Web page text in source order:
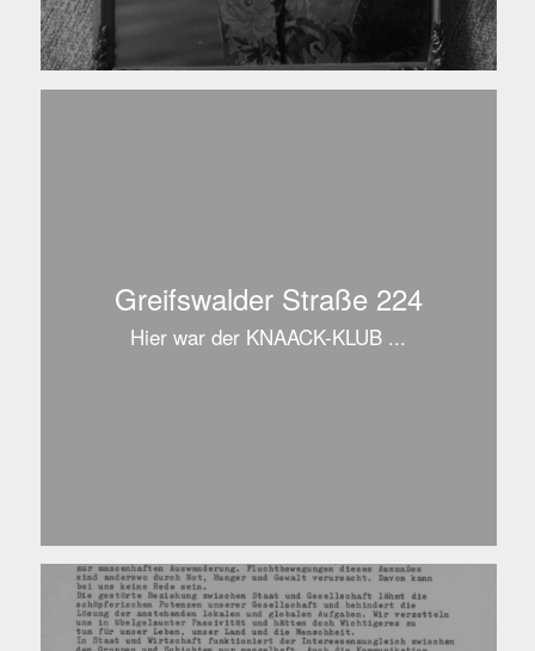
Greifswalder Straße 224
Hier war der KNAACK-KLUB ...